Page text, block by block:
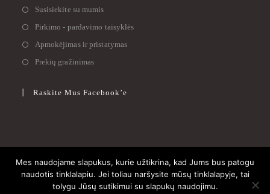
Susisiekite su mumis
Pirkimo - pardavimo taisyklės
Apmokėjimas ir pristatymas
Prekių gražinimas
Raskite Mus Facebook’e
Apie mus Susisiekite su mumis
Pirkimo – pardavimo taisyklės
Privatumo politika
Mes naudojame slapukus, kurie užtikrina, kad Jums bus patogu
naudotis tinklalapiu. Jei toliau naršysite mūsų tinklalapyje, tai
tolygu Jūsų sutikimui su slapukų naudojimu.